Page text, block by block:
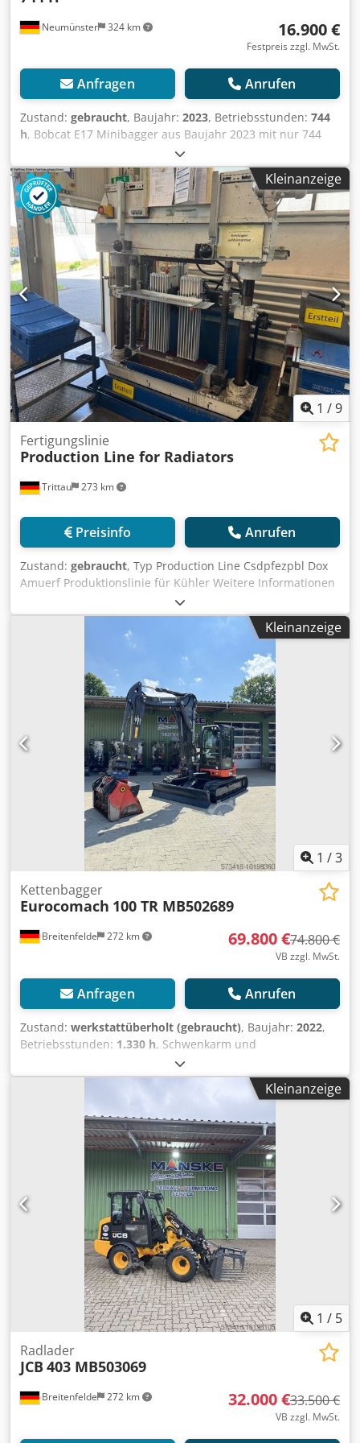
Neumünster 324 km 16.900 €
Festpreis zzgl. MwSt.
Anfragen Anrufen
Zustand: gebraucht, Baujahr: 2023, Betriebsstunden: 744
h, Bobcat E17 Minibagger aus Baujahr 2023 mit nur 744
Betriebsstunden mit 4 x Löffel ! ----* Hersteller: Bobcat *
Typ: E17 * Baujahr: 2023 * Abgelesene Betriebsstunden:
ca. 744 * Inkl. 4 x Löffel * Schnellwechsler * Volle Kabine *
Verbreiterbares Laufwerk * Betriebsgewicht: 1.711 KG
Credpfezp Ayvex Amuof * Kubota Diesel Motor * Preis:
16.900 Euro, netto + 19% MwSt. ---- Für weitere Fragen
bitte anrufen: For more question please call: Erik Kortum:
Whats App ?Alle Angaben ohne Gewähr und Garantie,
Irrtümer und Zwischenverkauf vorbehalten. ?
Kleinanzeige
1 /9
Trittau 273 km
Fertigungslinie
Production Line for Radiators
Preisinfo Anrufen
Zustand: gebraucht, Typ Production Line Csdpfezpbl Dox
Amuerf Produktionslinie für Kühler Weitere Informationen
können sie im beigefügten PDF Dokument finden. Zubehör,
abgebildete Werkzeuge und Spannmittel gehören nur zum
Lieferumfang wenn dies in den Zusatzinformationen
vermerkt ist. Aenderungen und Irrtuemer in den
technischen Daten und Angaben sowie Zwischenverkauf
vorbehalten!
Kleinanzeige
1 /3
Breitenfelde 272 km
Kettenbagger
Eurocomach 100 TR MB502689
69.800 €74.800 €
VB zzgl. MwSt.
Anfragen Anrufen
Zustand: werkstattüberholt (gebraucht), Baujahr: 2022,
Betriebsstunden: 1.330 h, Schwenkarm und
Verstellausleger, Nullheck, Gummiketten, Planierschild
Credpfstrm A Eex Amuef Powertilt mit Hydraulischer SW
doppelwirkend Raedlinger HS 08 Eigengewicht 9.9 t
Transportlänge 7.03 m Transportbreite 2.32 m
Transporthöhe 2.56 m Gummikettenbreite 450 mm
Reichweite 7.73 m Grabtiefe 4.57 m Motorherst. Yanmar
Motorleistung 53.7 kW Zylinderanzahl 4
Kleinanzeige
1 / 5
Breitenfelde 272 km
Radlader
JCB 403 MB503069
32.000 €33.500 €
VB zzgl. MwSt.